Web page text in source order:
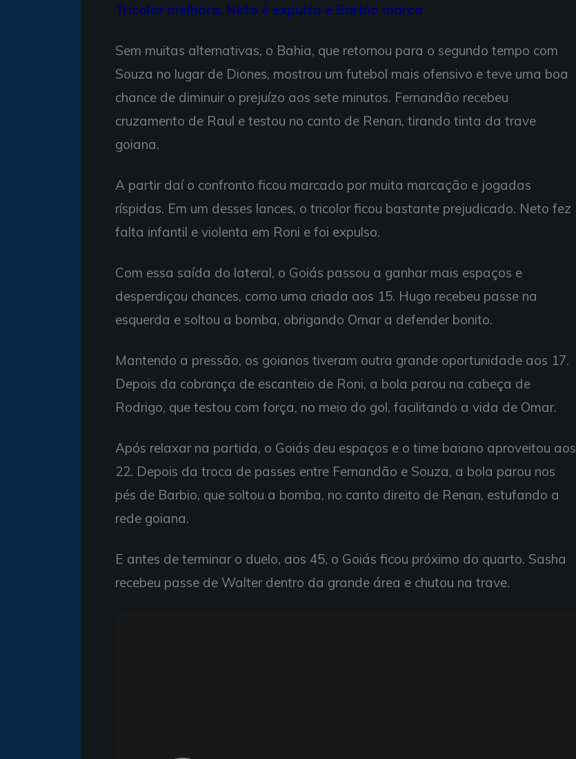
Tricolor melhora, Neto é expulso e Barbio marca
Sem muitas alternativas, o Bahia, que retornou para o segundo tempo com
Souza no lugar de Diones, mostrou um futebol mais ofensivo e teve uma boa
chance de diminuir o prejuízo aos sete minutos. Fernandão recebeu
cruzamento de Raul e testou no canto de Renan, tirando tinta da trave
goiana.
A partir daí o confronto ficou marcado por muita marcação e jogadas
ríspidas. Em um desses lances, o tricolor ficou bastante prejudicado. Neto fez
falta infantil e violenta em Roni e foi expulso.
Com essa saída do lateral, o Goiás passou a ganhar mais espaços e
desperdiçou chances, como uma criada aos 15. Hugo recebeu passe na
esquerda e soltou a bomba, obrigando Omar a defender bonito.
Mantendo a pressão, os goianos tiveram outra grande oportunidade aos 17.
Depois da cobrança de escanteio de Roni, a bola parou na cabeça de
Rodrigo, que testou com força, no meio do gol, facilitando a vida de Omar.
Após relaxar na partida, o Goiás deu espaços e o time baiano aproveitou aos
22. Depois da troca de passes entre Fernandão e Souza, a bola parou nos
pés de Barbio, que soltou a bomba, no canto direito de Renan, estufando a
rede goiana.
E antes de terminar o duelo, aos 45, o Goiás ficou próximo do quarto. Sasha
recebeu passe de Walter dentro da grande área e chutou na trave.